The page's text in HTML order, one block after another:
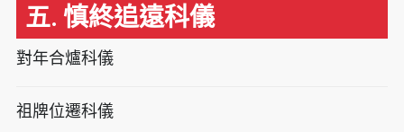
五. 慎終追遠科儀
對年合爐科儀
祖牌位遷科儀